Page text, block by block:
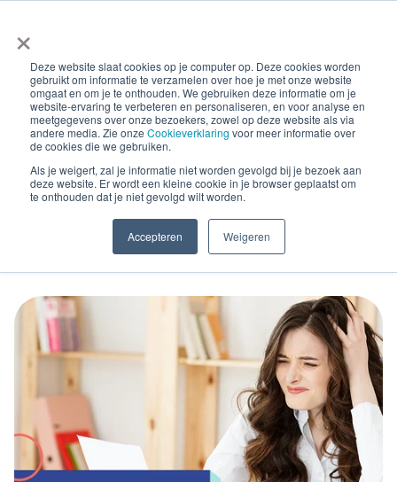
×
Deze website slaat cookies op je computer op. Deze cookies worden
gebruikt om informatie te verzamelen over hoe je met onze website
omgaat en om je te onthouden. We gebruiken deze informatie om je
website-ervaring te verbeteren en personaliseren, en voor analyse en
meetgegevens over onze bezoekers, zowel op deze website als via
andere media. Zie onze Cookieverklaring voor meer informatie over
de cookies die we gebruiken.
Als je weigert, zal je informatie niet worden gevolgd bij je bezoek aan
deze website. Er wordt een kleine cookie in je browser geplaatst om
te onthouden dat je niet gevolgd wilt worden.
Accepteren Weigeren
Blog Posts
Wanneer kunt je een
incassobureau
inschakelen?